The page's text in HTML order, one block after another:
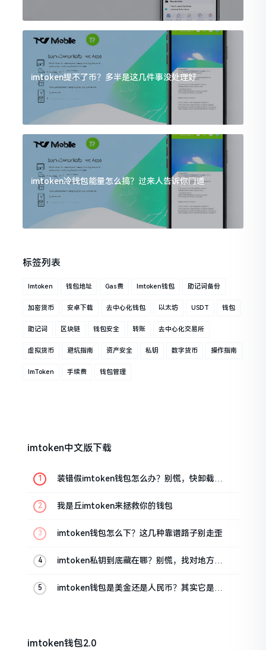
imtoken提不了币？多半是这几件事没处理好
imtoken冷钱包能量怎么搞？过来人告诉你门道
标签列表
Imtoken 钱包地址 Gas费 Imtoken钱包 助记词备份
加密货币 安卓下载 去中心化钱包 以太坊 USDT 钱包
助记词 区块链 钱包安全 转账 去中心化交易所
虚拟货币 避坑指南 资产安全 私钥 数字货币 操作指南
ImToken 手续费 钱包管理
imtoken中文版下载
装错假imtoken钱包怎么办？别慌，快卸载，
我是丘imtoken来拯救你的钱包
imtoken钱包怎么下？这几种靠谱路子别走歪
imtoken私钥到底藏在哪？别慌，找对地方才
imtoken钱包是美金还是人民币？其实它是个
imtoken钱包2.0